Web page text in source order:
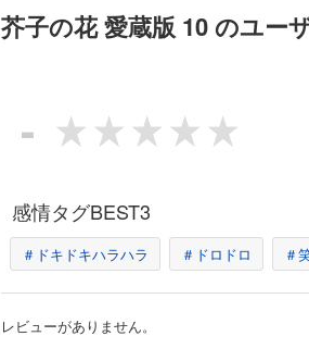
青年実業家・樋口洋介より、
完結
青年実業家・樋口洋介は、大
り、国内での大規模オークシ
家・ボラノワール作「少年」
か、洋介は無事に絵画を落札できるのか……！ 【収録作品】 ・VOL.58
VOL.60「オークションの魔
芥子の花 愛蔵版 14
芥子の花 愛蔵版 10 のユー
-
感情タグBEST3
＃ドキドキハラハラ ＃ドロドロ ＃
レビューがありません。